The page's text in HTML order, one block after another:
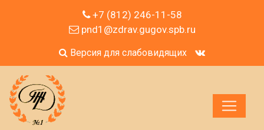
+7 (812) 246-11-58
pnd1@zdrav.gugov.spb.ru
Версия для слабовидящих